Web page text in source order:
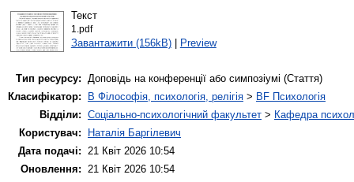
Текст
1.pdf
Завантажити (156kB)| Preview
Тип ресурсу: Доповідь на конференції або симпозіумі (Стаття)
Класифікатор:
B Філософія, психологія, релігія > BF Психологія
Відділи: Соціально-психологічний факультет > Кафедра
Користувач:
Наталія Баргілевич
Дата подачі: 21 Квіт 2026 10:54
Оновлення: 21 Квіт 2026 10:54